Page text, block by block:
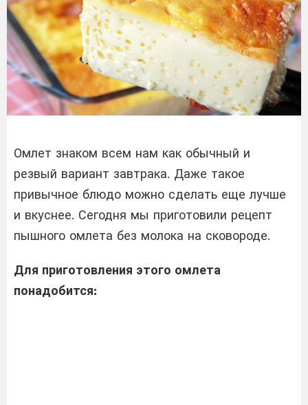
Омлет знаком всем нам как обычный и
резвый вариант завтрака. Даже такое
привычное блюдо можно сделать еще лучше
и вкуснее. Сегодня мы приготовили рецепт
пышного омлета без молока на сковороде.
Для приготовления этого омлета
понадобится: